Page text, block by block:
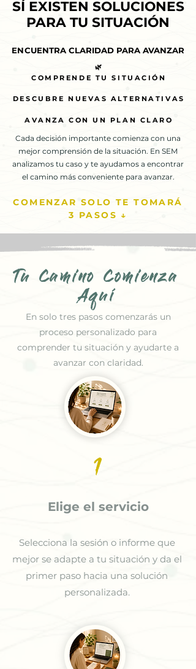
SÍ EXISTEN SOLUCIONES
PARA TU SITUACIÓN
SÍ EXISTEN SOLUCIONES
PARA TU SITUACIÓN
ENCUENTRA CLARIDAD PARA AVANZAR
ENCUENTRA CLARIDAD PARA AVANZAR
🌿
COMPRENDE TU SITUACIÓN
DESCUBRE NUEVAS ALTERNATIVAS
AVANZA CON UN PLAN CLARO
🌿
COMPRENDE TU SITUACIÓN
DESCUBRE NUEVAS ALTERNATIVAS
AVANZA CON UN PLAN CLARO
Cada decisión importante comienza con una
mejor comprensión de la situación. En SEM
analizamos tu caso y te ayudamos a encontrar
el camino más conveniente para avanzar.
COMENZAR SOLO TE TOMARÁ
3 PASOS ↓
Tu Camino Comienza
Aquí
En solo tres pasos comenzarás un
proceso personalizado para
comprender tu situación y ayudarte a
avanzar con claridad.
1
Elige el servicio
Selecciona la sesión o informe que
mejor se adapte a tu situación y da el
primer paso hacia una solución
personalizada.